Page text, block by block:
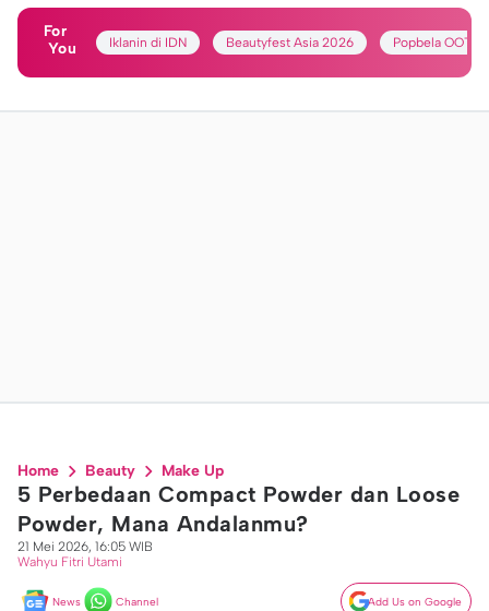
For
You
Iklanin di IDN Beautyfest Asia 2026 Popbela OOTD
Home Beauty Make Up
5 Perbedaan Compact Powder dan Loose
Powder, Mana Andalanmu?
21 Mei 2026, 16:05 WIB
Wahyu Fitri Utami
News Channel Add Us on Google